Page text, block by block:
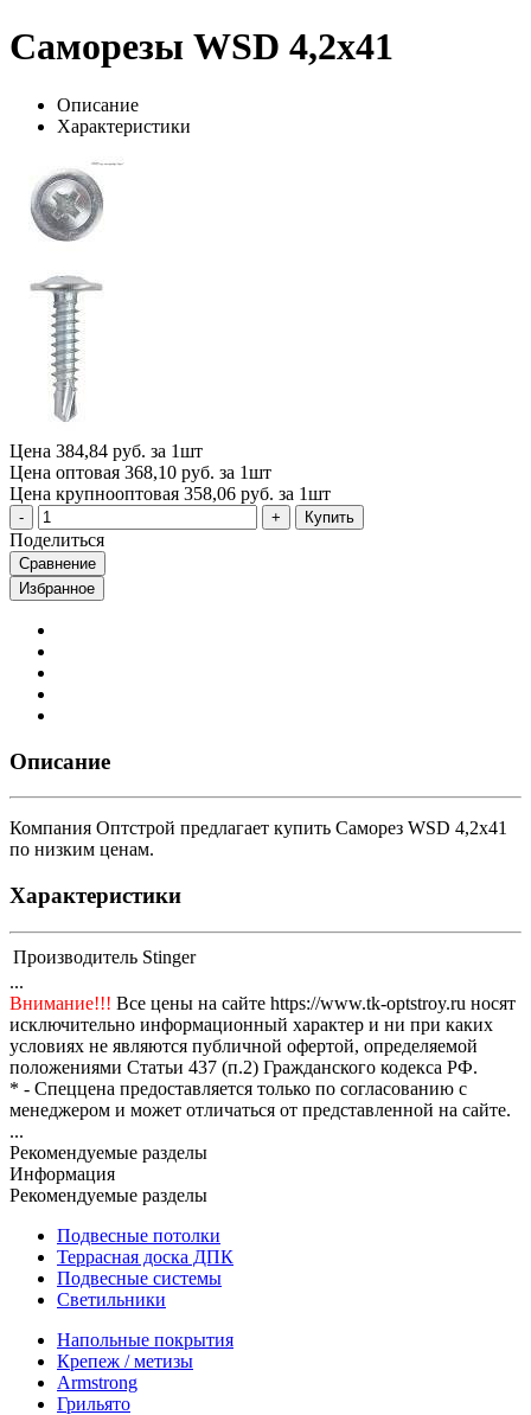
Саморезы WSD 4,2х41
Описание
Характеристики
Цена 384,84 руб. за 1шт
Цена оптовая 368,10 руб. за 1шт
Цена крупнооптовая 358,06 руб. за 1шт
Купить
Поделиться
Сравнение
Избранное
Описание
Компания Оптстрой предлагает купить Саморез WSD 4,2х41
по низким ценам.
Характеристики
Производитель Stinger
...
Внимание!!! Все цены на сайте https://www.tk-optstroy.ru носят
исключительно информационный характер и ни при каких
условиях не являются публичной офертой, определяемой
положениями Статьи 437 (п.2) Гражданского кодекса РФ.
* - Спеццена предоставляется только по согласованию с
менеджером и может отличаться от представленной на сайте.
...
Рекомендуемые разделы
Информация
Рекомендуемые разделы
Подвесные потолки
Террасная доска ДПК
Подвесные системы
Светильники
Напольные покрытия
Крепеж / метизы
Armstrong
Грильято